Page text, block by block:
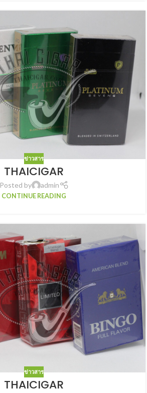
ข่าวสาร
THAICIGAR
Posted by admin
CONTINUE READING
ข่าวสาร
THAICIGAR